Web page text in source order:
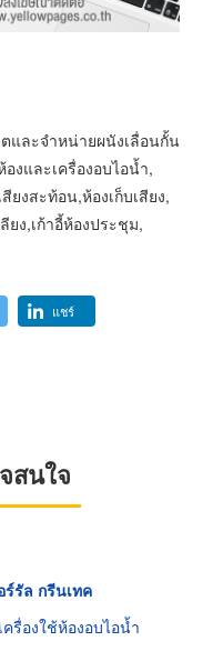
และจำหน่ายผนังเลื่อนกั้น
งและเครื่องอบไอน้ำ,
งสะท้อน,ห้องเก็บเสียง,
ง,เก้าอี้ห้องประชุม,
แชร์
สนใจ
รัล กรีนเทค
รื่องใช้ห้องอบไอน้ำ